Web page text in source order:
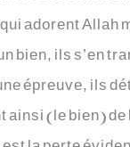
adorent Allah
bien, ils s’en
épreuve, ils
(le bien) de